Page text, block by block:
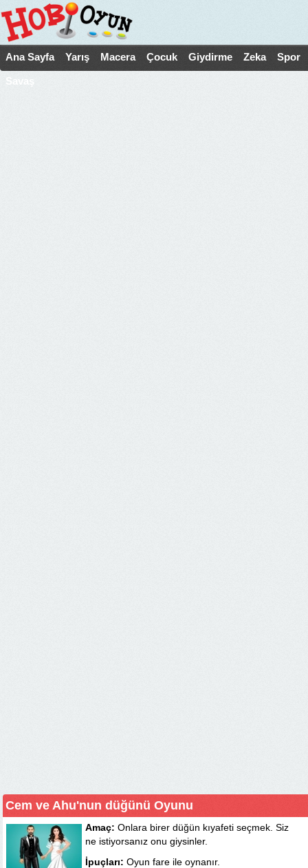
Ana Sayfa Yarış Macera Çocuk Giydirme Zeka Spor
Cem ve Ahu'nun düğünü Oyunu
Amaç: Onlara birer düğün kıyafeti seçmek. Siz
ne istiyorsanız onu giysinler.
İpuçları: Oyun fare ile oynanır.